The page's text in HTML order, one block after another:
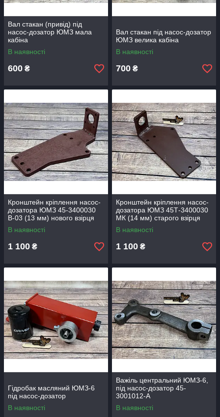
Вал стакан (привід) під
насос-дозатор ЮМЗ мала
кабіна
В наявності
600 ₴
Вал стакан під насос-дозатор
ЮМЗ велика кабіна
В наявності
700 ₴
Кронштейн кріплення насос-
дозатора ЮМЗ 45-3400030
В-03 (13 мм) нового взірця
В наявності
1 100 ₴
Кронштейн кріплення насос-
дозатора ЮМЗ 45Т-3400030
МК (14 мм) старого взірця
В наявності
1 100 ₴
Гідробак масляний ЮМЗ-6
під насос-дозатор
В наявності
Важіль центральний ЮМЗ-6,
під насос-дозатор 45-
3001012-А
В наявності